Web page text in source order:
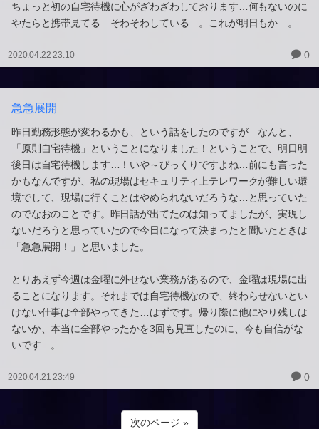
ちょっと初の自宅待機に心がざわざわしております…何もないのに
やたらと携帯見てる…そわそわしている…。これが明日もか…。
2020.04.22 23:10 0
急急展開
昨日勤務形態が変わるかも、という話をしたのですが…なんと、
「原則自宅待機」ということになりました！ということで、明日明
後日は自宅待機します…！いや～びっくりですよね…前にも言った
かもなんですが、私の現場はセキュリティ上テレワークが難しい環
境でして、現場に行くことはやめられないだろうな…と思っていた
のでなおのことです。昨日話が出てたのは知ってましたが、実現し
ないだろうと思っていたので今日になって決まったと聞いたときは
「急急展開！」と思いました。
とりあえず今週は金曜に外せない業務があるので、金曜は現場に出
ることになります。それまでは自宅待機なので、終わらせないとい
けない仕事は全部やってきた…はずです。帰り際に他にやり残しは
ないか、本当に全部やったかを3回も見直したのに、今も自信がな
いです…。
2020.04.21 23:49 0
次のページ »